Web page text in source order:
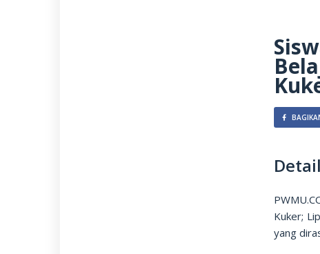
Kuker;
yang